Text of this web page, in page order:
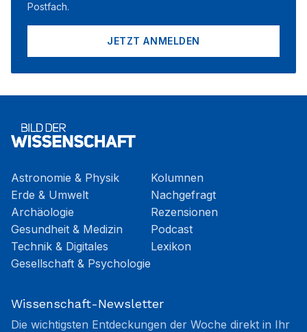
Postfach.
JETZT ANMELDEN
Astronomie & Physik
Erde & Umwelt
Archäologie
Gesundheit & Medizin
Technik & Digitales
Gesellschaft & Psychologie
Kolumnen
Nachgefragt
Rezensionen
Podcast
Lexikon
Wissenschaft-Newsletter
Die wichtigsten Entdeckungen der Woche direkt in Ihr